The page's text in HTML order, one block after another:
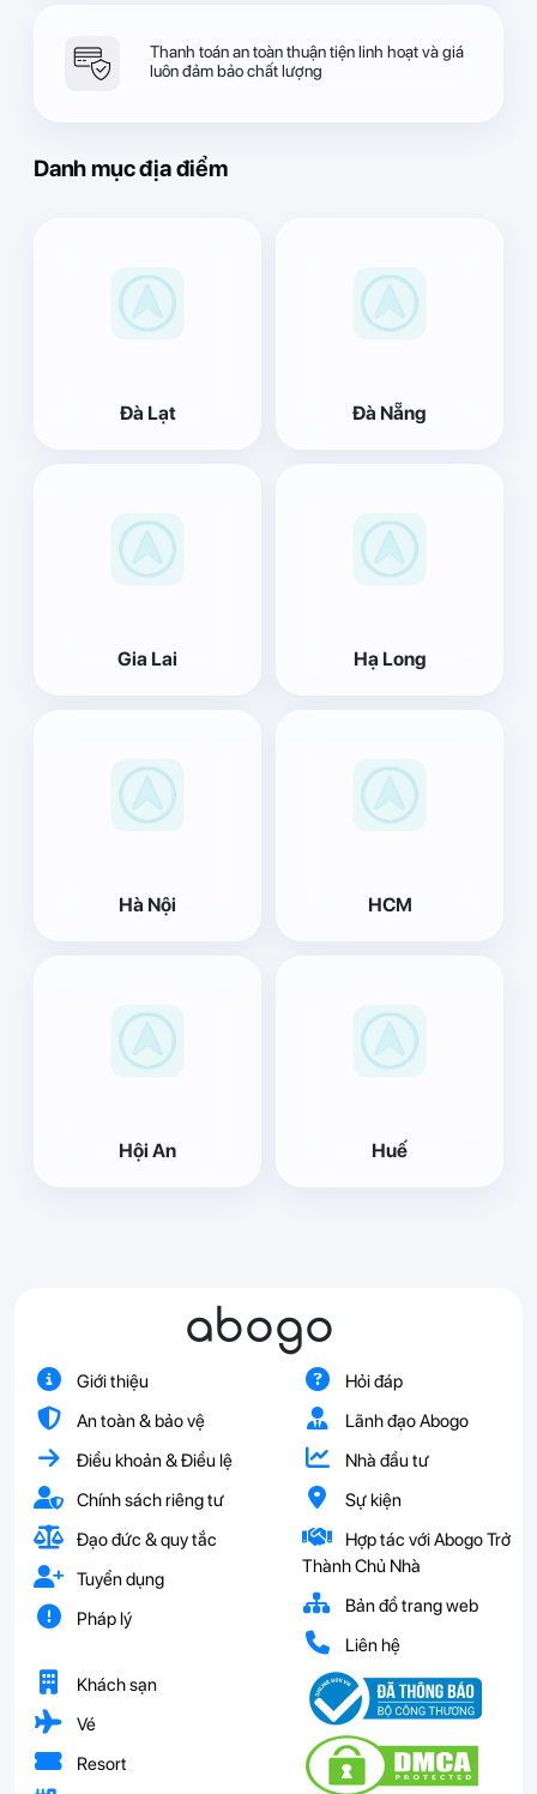
Thanh toán an toàn thuận tiện linh hoạt và giá
luôn đảm bảo chất lượng
Danh mục địa điểm
Đà Lạt Đà Nẵng
Gia Lai Hạ Long
Hà Nội HCM
Hội An Huế
abogo
Giới thiệu
An toàn & bảo vệ
Điều khoản & Điều lệ
Chính sách riêng tư
Đạo đức & quy tắc
Tuyển dụng
Pháp lý
Hỏi đáp
Lãnh đạo Abogo
Nhà đầu tư
Sự kiện
Hợp tác với Abogo Trở
Thành Chủ Nhà
Bản đồ trang web
Liên hệ
Khách sạn
Vé
Resort